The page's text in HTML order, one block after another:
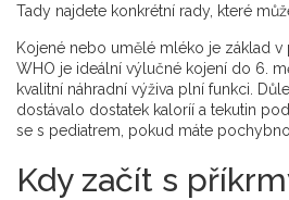
Tady najdete konkrétní rady, které
Kojené nebo umělé mléko je základ
WHO je ideální výlučné kojení do 6.
kvalitní náhradní výživa plní funkci.
dostávalo dostatek kaloríí a tekutin
se s pediatrem, pokud máte
Kdy začít s